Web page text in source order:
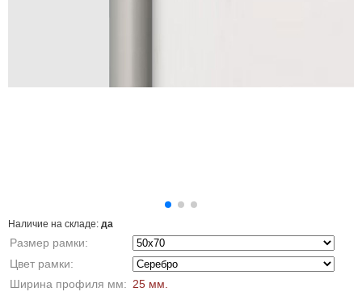
Наличие на складе: да
Размер рамки:
Цвет рамки:
Ширина профиля мм: 25 мм.